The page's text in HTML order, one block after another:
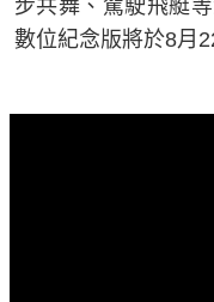
步共舞、駕駛飛艇
數位紀念版將於8月